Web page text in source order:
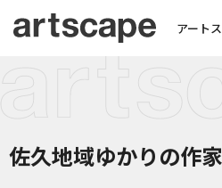
アート
佐久地域ゆかりの作